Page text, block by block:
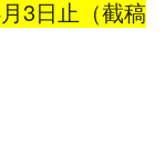
3日止（截稿